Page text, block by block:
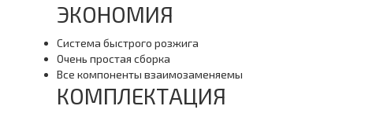
ЭКОНОМИЯ
Система быстрого розжига
Очень простая сборка
Все компоненты взаимозаменяемы
КОМПЛЕКТАЦИЯ